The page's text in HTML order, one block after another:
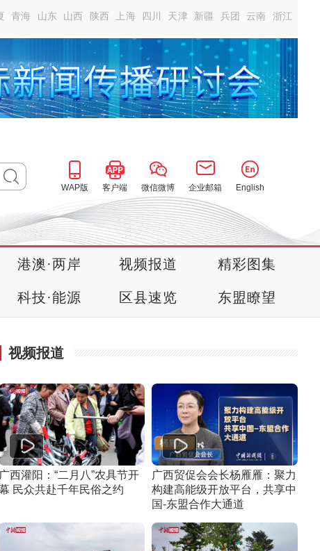
青海 山东 山西 陕西 上海 四川 天津 新疆 兵团 云南 浙江
WAP版 客户端 微信微博 企业邮箱 English
港澳·两岸 视频报道 精彩图集
科技·能源 区县速览 东盟瞭望
视频报道
广西灌阳：“二月八”农具节开
民众共赴千年民俗之约
广西贸促会会长杨雁雁：聚力
构建高能级开放平台，共享中
国-东盟合作大通道